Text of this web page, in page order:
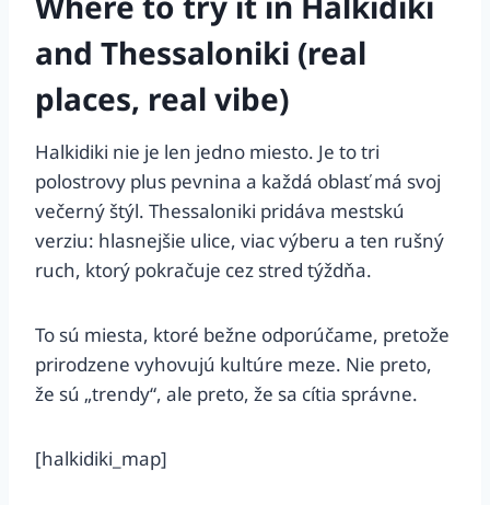
and Thessaloniki (real
places, real vibe)
Halkidiki nie je len jedno miesto. Je to tri
polostrovy plus pevnina a každá oblasť má svoj
večerný štýl. Thessaloniki pridáva mestskú
verziu: hlasnejšie ulice, viac výberu a ten rušný
ruch, ktorý pokračuje cez stred týždňa.
To sú miesta, ktoré bežne odporúčame, pretože
prirodzene vyhovujú kultúre meze. Nie preto,
že sú „trendy“, ale preto, že sa cítia správne.
[halkidiki_map]